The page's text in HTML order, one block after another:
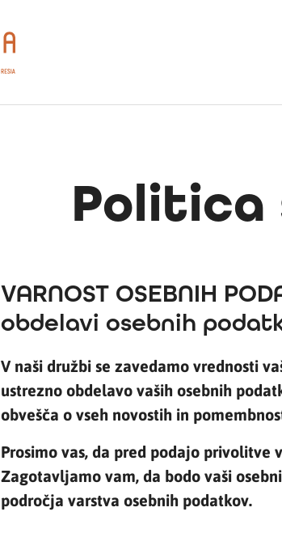
Politica
VARNOST OSEBNIH
obdelavi osebnih
V naši družbi se zavedamo vrednosti
ustrezno obdelavo vaših osebnih
obvešča o vseh novostih in
Prosimo vas, da pred podajo
Zagotavljamo vam, da bodo vaši
področja varstva osebnih podatkov.